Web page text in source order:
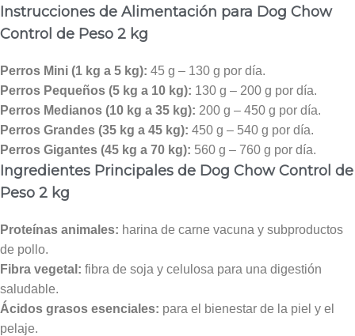
Instrucciones de Alimentación para Dog Chow
Control de Peso 2 kg
Perros Mini (1 kg a 5 kg): 45 g – 130 g por día.
Perros Pequeños (5 kg a 10 kg): 130 g – 200 g por día.
Perros Medianos (10 kg a 35 kg): 200 g – 450 g por día.
Perros Grandes (35 kg a 45 kg): 450 g – 540 g por día.
Perros Gigantes (45 kg a 70 kg): 560 g – 760 g por día.
Ingredientes Principales de Dog Chow Control de
Peso 2 kg
Proteínas animales: harina de carne vacuna y subproductos
de pollo.
Fibra vegetal: fibra de soja y celulosa para una digestión
saludable.
Ácidos grasos esenciales: para el bienestar de la piel y el
pelaje.